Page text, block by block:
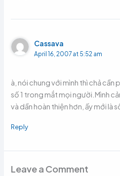
Cassava
April 16, 2007 at 5:52 am
à, nói chung với mình thì chả cần
số 1 trong mắt mọi người.Mình
và dần hoàn thiện hơn, ấy mới là
Reply
Leave a Comment